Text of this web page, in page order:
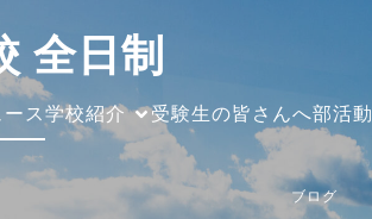
全日制
ス学校紹介 受験生の皆さんへ部活動
ブログ